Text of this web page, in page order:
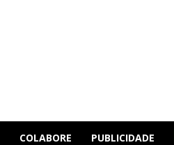
COLABORE PUBLICIDADE